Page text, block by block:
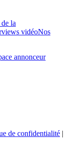
la
vidéoNos
annonceur
de confidentialité |